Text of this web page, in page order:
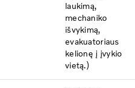
laukimą,
mechaniko
išvykimą,
evakuatoriaus
kelionę į įvykio
vietą.)